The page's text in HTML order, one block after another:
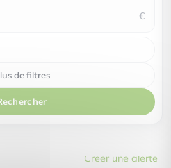
€
de filtres
Créer une alerte